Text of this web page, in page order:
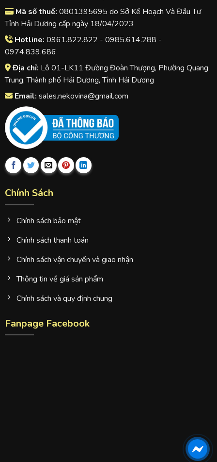
Mã số thuế: 0801395695 do Sở Kế Hoạch Và Đầu Tư
Tỉnh Hải Dương cấp ngày 18/04/2023
Hotline: 0961.822.822 - 0985.614.288 -
0974.839.686
Địa chỉ: Lô 01-LK11 Đường Đoàn Thượng, Phường Quang
Trung, Thành phố Hải Dương, Tỉnh Hải Dương
Email: sales.nekovina@gmail.com
Chính Sách
Chính sách bảo mật
Chính sách thanh toán
Chính sách vận chuyển và giao nhận
Thông tin về giá sản phẩm
Chính sách và quy định chung
Fanpage Facebook